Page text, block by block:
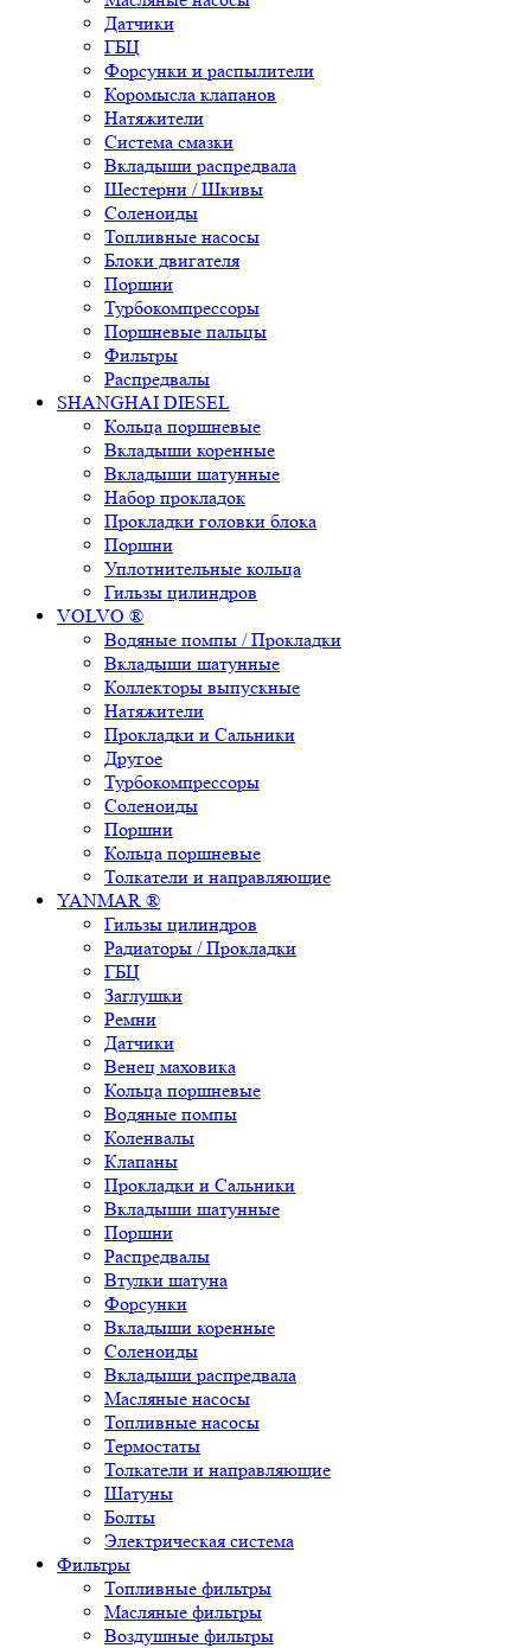
Датчики
ГБЦ
Форсунки и распылители
Коромысла клапанов
Натяжители
Система смазки
Вкладыши распредвала
Шестерни / Шкивы
Соленоиды
Топливные насосы
Блоки двигателя
Поршни
Турбокомпрессоры
Поршневые пальцы
Фильтры
Распредвалы
SHANGHAI DIESEL
Кольца поршневые
Вкладыши коренные
Вкладыши шатунные
Набор прокладок
Прокладки головки блока
Поршни
Уплотнительные кольца
Гильзы цилиндров
VOLVO ®
Водяные помпы / Прокладки
Вкладыши шатунные
Коллекторы выпускные
Натяжители
Прокладки и Сальники
Другое
Турбокомпрессоры
Соленоиды
Поршни
Кольца поршневые
Толкатели и направляющие
YANMAR ®
Гильзы цилиндров
Радиаторы / Прокладки
ГБЦ
Заглушки
Ремни
Датчики
Венец маховика
Кольца поршневые
Водяные помпы
Коленвалы
Клапаны
Прокладки и Сальники
Вкладыши шатунные
Поршни
Распредвалы
Втулки шатуна
Форсунки
Вкладыши коренные
Соленоиды
Вкладыши распредвала
Масляные насосы
Топливные насосы
Термостаты
Толкатели и направляющие
Шатуны
Болты
Электрическая система
Фильтры
Топливные фильтры
Масляные фильтры
Воздушные фильтры